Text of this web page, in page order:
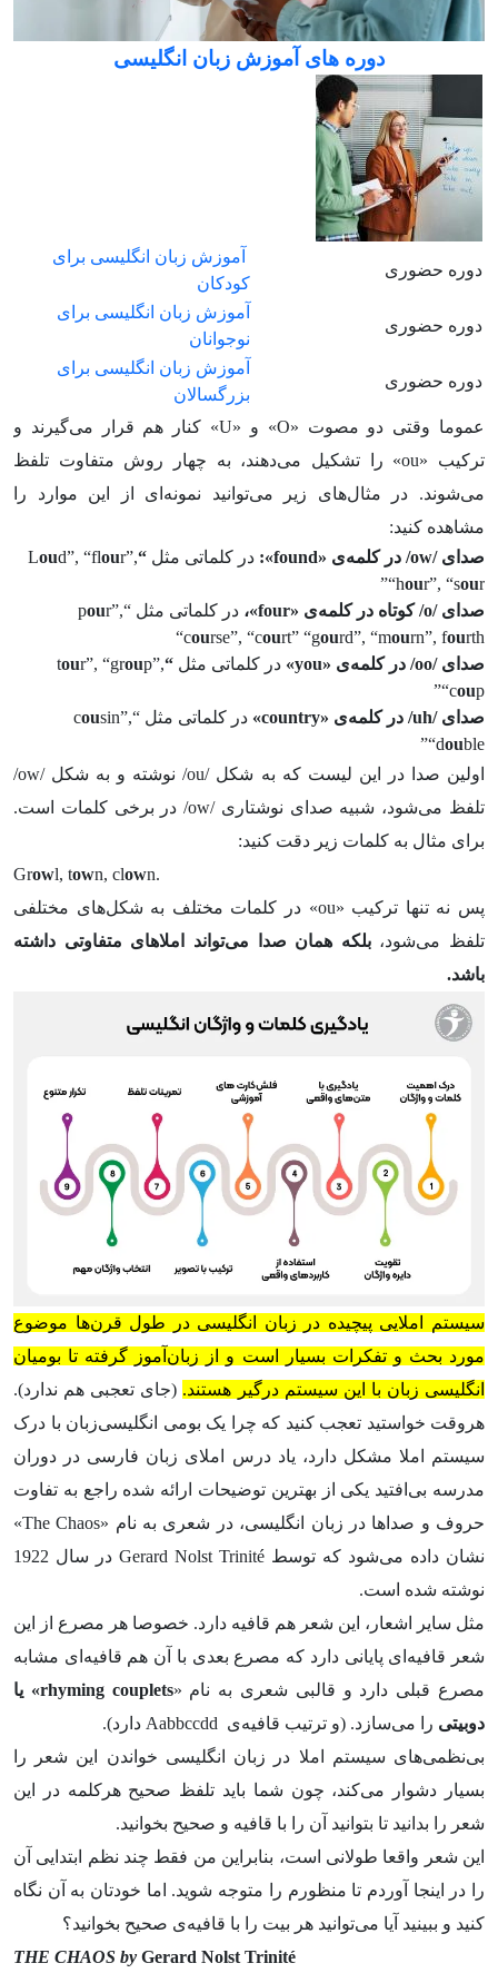
دوره های آموزش زبان انگلیسی
دوره حضوری
آموزش زبان انگلیسی برای
کودکان
دوره حضوری
آموزش زبان انگلیسی برای
نوجوانان
دوره حضوری
آموزش زبان انگلیسی برای
بزرگسالان
عموما وقتی دو مصوت «O» و «U» کنار هم قرار می‌گیرند و
ترکیب «ou» را تشکیل می‌دهند، به چهار روش متفاوت تلفظ
می‌شوند. در مثال‌های زیر می‌توانید نمونه‌ای از این موارد را
مشاهده کنید:
صدای /ow/ در کلمه‌ی «found
»: در کلماتی مثل “
Loud”, “flour”,
“hour”, “sour”
صدای/o/ کوتاه در کلمه‌ی «four»، در کلماتی مثل “p our”,
“course”, “court” “gourd”, “mourn”, fourth
صدای/oo/ در کلمه‌ی «you
» در کلماتی مثل “
tour”, “group”,
“coup”
صدای/uh/ در کلمه‌ی «country
» در کلماتی مثل “c ousin”,
“double”
اولین صدا در این لیست که به شکل /ou/ نوشته و به شکل /ow/
تلفظ می‌شود، شبیه صدای نوشتاری /ow/ در برخی کلمات است.
برای مثال به کلمات زیر دقت کنید:
Growl, town, clown.
پس نه تنها ترکیب «ou» در کلمات مختلف به شکل‌های مختلفی
تلفظ می‌شود،بلکه همان صدا می‌تواند املاهای متفاوتی داشته
باشد.
سیستم املایی پیچیده در زبان انگلیسی در طول قرن‌ها موضوع
مورد بحث و تفکرات بسیار است و از زبان‌آموز گرفته تا بومیان
انگلیسی زبان با این سیستم درگیر هستند. (جای تعجبی هم ندارد).
هروقت خواستید تعجب کنید که چرا یک بومی انگلیسی‌زبان با درک
سیستم املا مشکل دارد، یاد درس املای زبان فارسی در دوران
مدرسه بی‌افتید یکی از بهترین توضیحات ارائه شده راجع به تفاوت
حروف و صدا‌ها در زبان انگلیسی، در شعری به نام «The Chaos»
نشان داده می‌شود که توسط Gerard Nolst Trinité در سال 1922
نوشته شده است.
مثل سایر اشعار، این شعر هم قافیه دارد. خصوصا هر مصرع از این
شعر قافیه‌ای پایانی دارد که مصرع بعدی با آن هم قافیه‌ای مشابه
مصرع قبلی دارد و قالبی شعری به نام «rhyming couplets» یا
دوبیتی را می‌سازد‌. (و ترتیب قافیه‌ی Aabbccdd دارد).
بی‌نظمی‌های سیستم املا در زبان انگلیسی خواندن این شعر را
بسیار دشوار می‌کند، چون شما باید تلفظ صحیح هرکلمه در این
شعر را بدانید تا بتوانید آن را با قافیه و صحیح بخوانید.
این شعر واقعا طولانی است، بنابراین من فقط چند نظم ابتدایی آن
را در اینجا آوردم تا منظورم را متوجه شوید. اما خودتان به آن نگاه
کنید و ببینید آیا می‌توانید هر بیت را با قافیه‌ی صحیح بخوانید؟
THE CHAOS by Gerard Nolst Trinité